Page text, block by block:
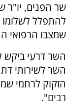
שר הפנים, יו"ר
להתפלל לשלומו
שמצבו הרפואי
השר דרעי
השר לשירותי דת
הזקוק לרחמי
רבים".